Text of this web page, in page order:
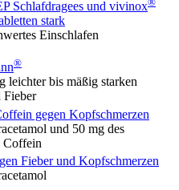
Schlafdragees und vivinox
stark
Einschlafen
®
leichter bis mäßig starken
Fieber
gegen Kopfschmerzen
und 50 mg des
Coffein
Fieber und Kopfschmerzen